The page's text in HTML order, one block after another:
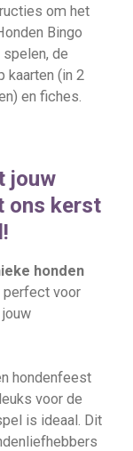
om het
Bingo
de
kaarten (in 2
en fiches.
jouw
ons kerst
honden
perfect voor
hondenfeest
voor de
is ideaal. Dit